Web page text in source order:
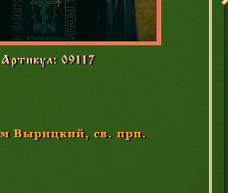
Артикул: 09117
Вырицкий, св. прп.